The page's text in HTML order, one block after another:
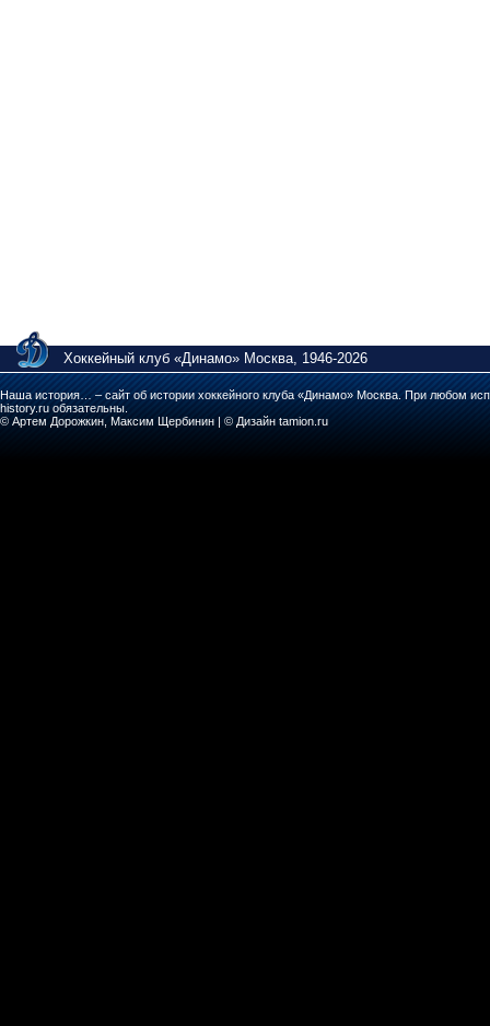
Хоккейный клуб «Динамо» Москва, 1946-2026
Наша история… – сайт об истории хоккейного клуба «Динамо» Москва. При любом
history.ru обязательны.
© Артем Дорожкин, Максим Щербинин | © Дизайн tamion.ru